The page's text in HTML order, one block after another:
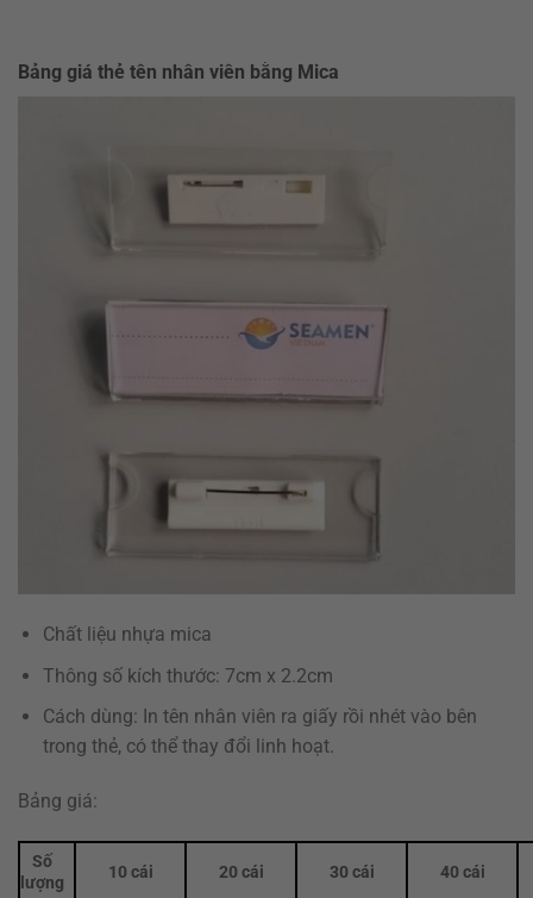
Bảng giá thẻ tên nhân viên bằng Mica
Chất liệu nhựa mica
Thông số kích thước: 7cm x 2.2cm
Cách dùng: In tên nhân viên ra giấy rồi nhét vào bên
trong thẻ, có thể thay đổi linh hoạt.
Bảng giá:
Số
lượng
10 cái 20 cái 30 cái 40 cái